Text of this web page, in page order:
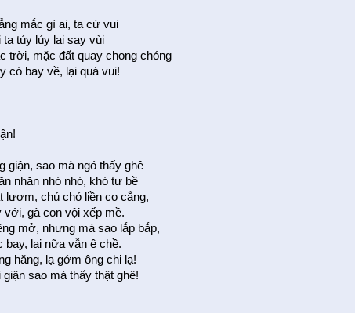
mắc gì ai, ta cứ vui
ta túy lúy lại say vùi
trời, mặc đất quay chong chóng
có bay về, lại quá vui!
giận, sao mà ngó thấy ghê
nhăn nhó nhó, khó tư bề
lươm, chú chó liền co cẳng,
với, gà con vội xếp mề.
mở, nhưng mà sao lắp bắp,
bay, lại nữa vẫn ê chề.
hăng, lạ gớm ông chi lạ!
giận sao mà thấy thật ghê!